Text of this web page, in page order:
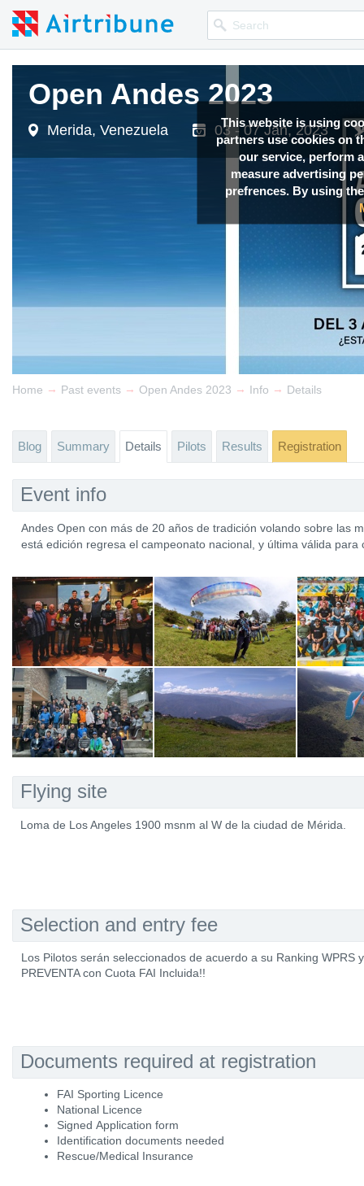
This website is using
partners use cookies on
our service, perform
measure advertising
prefrences. By using
Open Andes 2023
Merida, Venezuela 03 - 07 Jan, 2023
Home → Past events → Open Andes 2023 → Info → Details
Blog Summary Details Pilots Results Registration
Event info
Andes Open con más de 20 años de tradición volando sobre las
está edición regresa el campeonato nacional, y última válida
Flying site
Loma de Los Angeles 1900 msnm al W de la ciudad de Mérida.
Selection and entry fee
Los Pilotos serán seleccionados de acuerdo a su Ranking WPRS
PREVENTA con Cuota FAI Incluida!!
Documents required at registration
FAI Sporting Licence
National Licence
Signed Application form
Identification documents needed
Rescue/Medical Insurance